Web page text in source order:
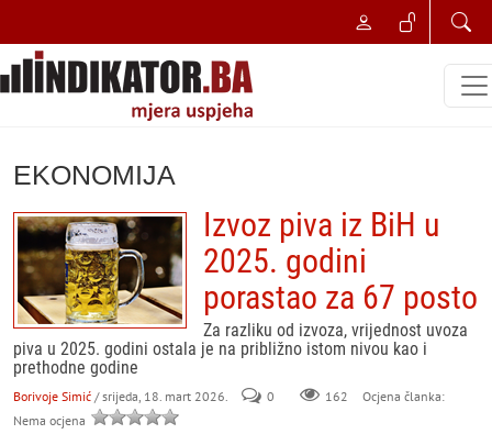
EKONOMIJA
Izvoz piva iz BiH u
2025. godini
porastao za 67 posto
Za razliku od izvoza, vrijednost uvoza
piva u 2025. godini ostala je na približno istom nivou kao i
prethodne godine
Borivoje Simić / srijeda, 18. mart 2026. 0 162
Ocjena članka:
Nema ocjena